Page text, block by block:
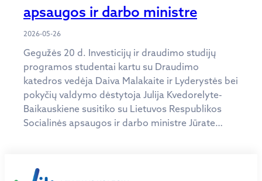
apsaugos ir darbo ministre
2026-05-26
Gegužės 20 d. Investicijų ir draudimo studijų
programos studentai kartu su Draudimo
katedros vedėja Daiva Malakaite ir Lyderystės bei
pokyčių valdymo dėstytoja Julija Kvedorelyte-
Baikauskiene susitiko su Lietuvos Respublikos
Socialinės apsaugos ir darbo ministre Jūrate…